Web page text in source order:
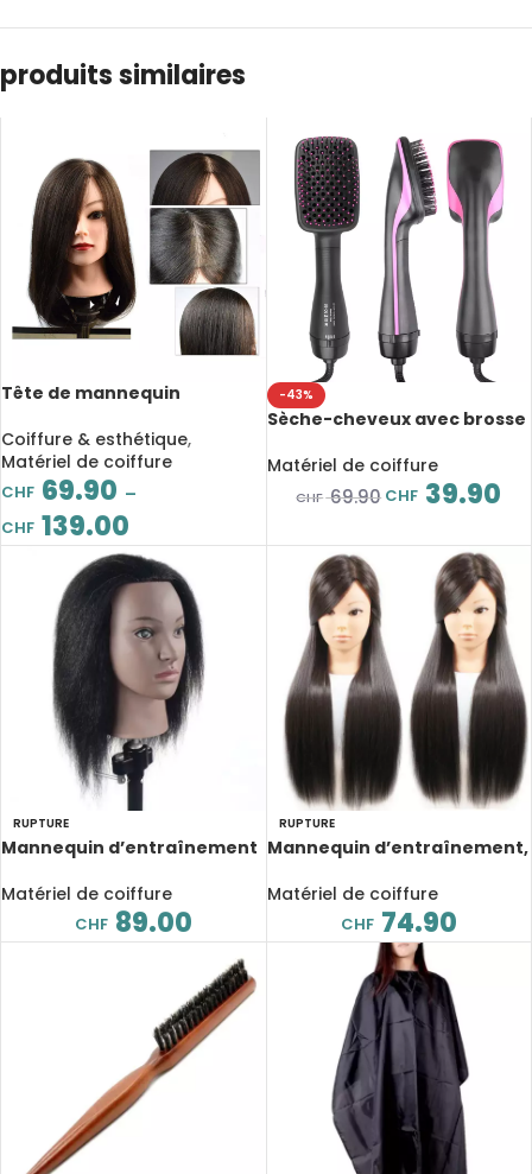
produits similaires
Tête de mannequin
naturelles, modèle de
formation, pour coiffeur
professionnel
Coiffure & esthétique,
Matériel de coiffure
CHF 69.90 –
CHF 139.00
-43%
Sèche-cheveux avec brosse
professionnel de coiffure
Matériel de coiffure
CHF69.90 CHF 39.90
RUPTURE
Mannequin d’entraînement
Matériel de coiffure
CHF 89.00
RUPTURE
Mannequin d’entraînement,
cm
Matériel de coiffure
CHF 74.90